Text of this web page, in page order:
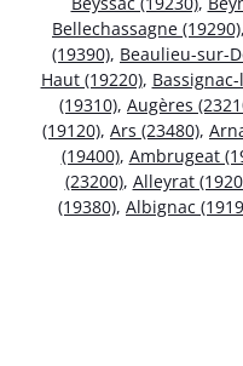
Bellechassagne (19290),
(19390), Beaulieu-sur-
Haut (19220),
(19310), Augères
(19120), Ars (23480),
(19400), Ambrugeat
(23200), Alleyrat
(19380), Albignac